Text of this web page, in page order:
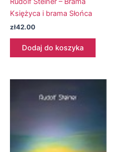
Księżyca i brama Słońca
zł42.00
Dodaj do koszyka